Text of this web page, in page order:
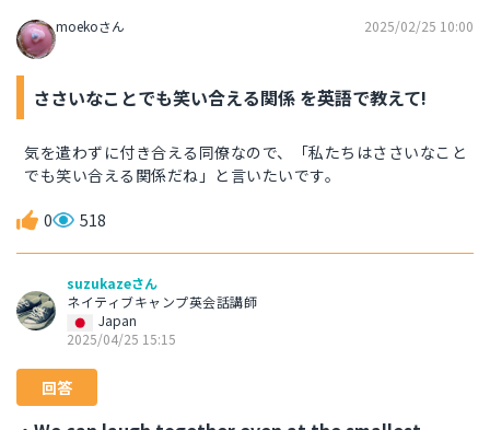
moekoさん 2025/02/25 10:00
ささいなことでも笑い合える関係 を英語で教えて!
気を遣わずに付き合える同僚なので、「私たちはささいなこと
でも笑い合える関係だね」と言いたいです。
0 518
suzukazeさん
ネイティブキャンプ英会話講師
Japan
2025/04/25 15:15
回答